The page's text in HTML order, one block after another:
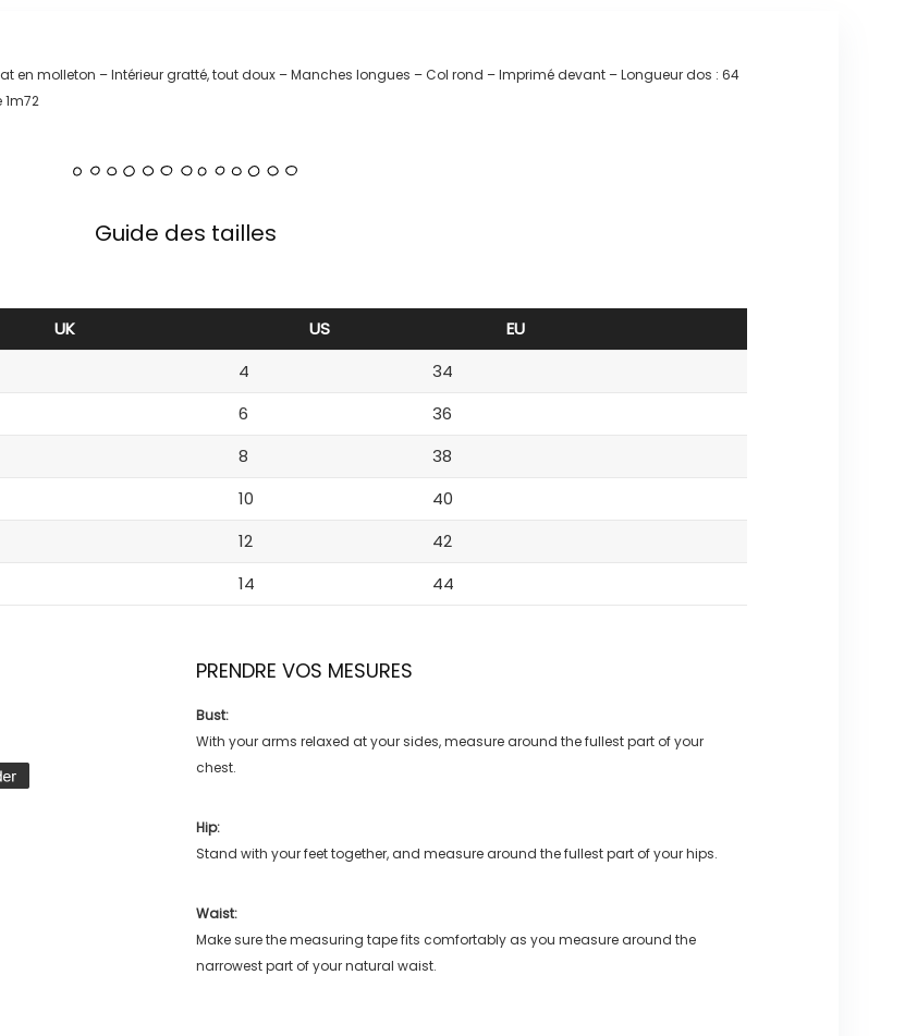
en molleton – Intérieur gratté, tout doux – Manches longues – Col rond – Imprimé devant – Longueur dos : 64
Guide des tailles
UK US
EU
4
34
6
36
8
38
10
40
12
42
14 44
PRENDRE VOS MESURES
Bust:
With your arms relaxed at your sides, measure around the fullest part of your
chest.
Hip:
Stand with your feet together, and measure around the fullest part of your hips.
Waist:
Make sure the measuring tape fits comfortably as you measure around the
narrowest part of your natural waist.